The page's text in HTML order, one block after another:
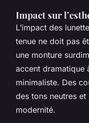
Impact sur
L’impact des
tenue ne doit pas
une monture
accent dramatique
minimaliste. Des
des tons neutres
modernité.